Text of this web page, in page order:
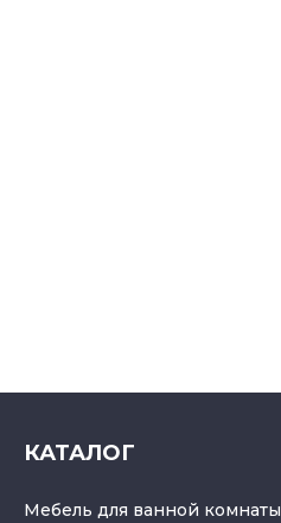
КАТАЛОГ
Мебель для ванной комнаты